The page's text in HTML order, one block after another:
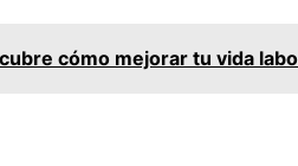
cómo mejorar tu vida